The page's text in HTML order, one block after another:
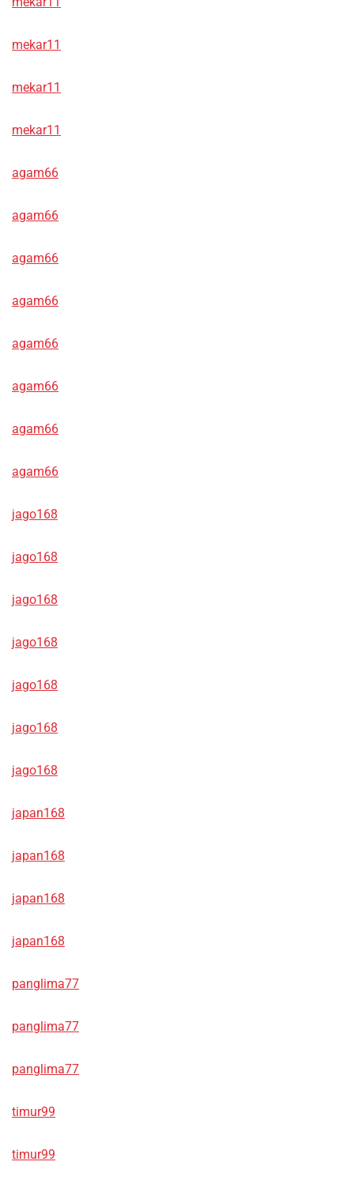
mekar11
mekar11
mekar11
agam66
agam66
agam66
agam66
agam66
agam66
agam66
agam66
jago168
jago168
jago168
jago168
jago168
jago168
jago168
japan168
japan168
japan168
japan168
panglima77
panglima77
panglima77
timur99
timur99